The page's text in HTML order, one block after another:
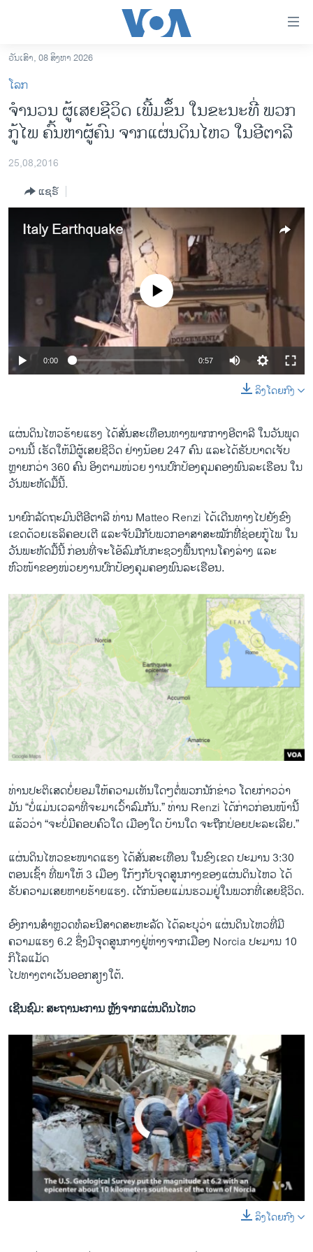
ເຂົ້າ
ຫາ
ຂ້າມ
ຂ້າມ
ຫາ
ລາວ
ອາເມຣິກາ
ການເລືອກຕັ້ງ ປະທານາທີບໍດີ ສະຫະລັດ 2024
ຂ່າວ​ຈີນ
ໂລກ
ເອເຊຍ
ອິດສະຫຼະພາບດ້ານການຂ່າວ
ຊີວິດຊາວລາວ
ຊຸມຊົນຊາວລາວ
ວິທະຍາສາດ-ເທັກໂນໂລຈີ
ທຸລະກິດ
ພາສາອັງກິດ
ສຽງ
ລາຍການກະຈາຍສຽງ
ລາຍງານ
ຕິດຕາມພວກເຮົາ ທີ່
ພາສາຕ່າງໆ
ວັນເສົາ, 08 ສິງຫາ 2026
ໂລກ
ຈຳນວນ ຜູ້ເສຍຊີວິດ ເພີ້ມຂຶ້ນ ໃນຂະນະທີ່ ພວກ
ກູ້ໄພ ຄົ້ນຫາຜູ້ຄົນ ຈາກແຜ່ນດິນໄຫວ ໃນອີຕາລີ
25,08,2016
ແຊຣ໌
Italy Earthquake
No media source currently available
0:00 0:57
ລິງໂດຍກົງ
ແຜ່ນດິນ​ໄຫວ​ຮ້າຍ​ແຮງ ​ໄດ້​ສັ່ນ​ສະ​ເທືອ​ນທາງ​ພາກ​ກາງອີ​ຕາ​ລີ ​ໃນ​ວັນ​ພຸດ​
ວານ​ນີ້ ​ເຮັດ​ໃຫ້ມີ​ຜູ້ເສ​ຍຊີວິດ ຢ່າງ​ນ້ອຍ 247 ຄົນ ​ແລະໄດ້​ຮັບ​ບາດ​ເຈັບ​
ຫຼາຍ​ກວ່າ 360 ຄົນ ອິງ​ຕາມໜ່ວຍ ງານປົກ​ປ້ອງ​ຄຸມ​ຄອງ​ພົນລະ​ເຮືອນ ​ໃນ​
ວັນ​ພະຫັດ​ມື້​ນີ້.
ນາຍົກລັດຖະມົນຕີອີຕາລີ ທ່ານ Matteo Renzi ​ໄດ້​ເດີນທາງ​ໄປ​ຍັງ​ຂົງ​
ເຂດ​ດ້ວຍ​ເຮ​ລິ​ຄອບ​ເຕີ ​ແລະ​ຈັບ​ມື​ກັບ​ພວກ​ອາສາ​ສະໝັກທີ່ີຊ່ອຍ​ກູ້​ໄພ ​ໃນ​
ວັນ​ພະຫັດ​ມື້​ນີ້ ກ່ອນ​ທີ່​ຈະໂອ້​ລົມ​ກັບ​ກະຊວງພື້ນຖານ​ໂຄງ​ລ່າງ ​ແລະ​
ຫົວໜ້າ​ຂອງ​ໜ່ວຍງານປົກ​ປ້ອງ​ຄຸມ​ຄອງ​ພົນລະ​ເຮືອນ.
ທ່ານ​ປະຕິ​ເສດ​ບໍ່​ຍອມ​ໃຫ້​ຄວາມ​ເຫັນໃດ​ໆຕໍ່​ພວກ​ນັກ​ຂ່າວ ​ໂດຍ​ກ່າວ​ວ່າ
ມັນ “ບໍ່​ແມ່ນ​ເວລາ​ທີ່​ຈະ​ມາ​ເວົ້າລົມ​ກັນ.” ທ່ານ Renzi ​ໄດ້​ກ່າວ​ກ່ອນ​ໜ້າ​ນີ້​
ແລ້ວ​ວ່າ “ຈະ​ບໍ່​ມີ​ຄອບຄົວ​ໃດ​ ເມືອງ​ໃດ ບ້ານ​ໃດ ຈະ​ຖືກ​ປ່ອຍປະ​ລະ​ເລີຍ.”
ແຜ່ນດິນໄຫວຂະໜາດແຮງ ໄດ້ສັ່ນສະເທືອນ ​ໃນ​ຂົງເຂດ ປະມານ 3:30
ຕອນ​ເຊົ້າ ທີ່​ພາໃຫ້ 3 ​ເມືອງ ​ໃກ້ໆ​ກັບ​ຈຸດ​ສູນ​ກາງຂອງແຜ່ນດິນໄຫວ ​ໄດ້​
ຮັບ​ຄວາມ​ເສຍ​ຫາຍຮ້າຍ​ແຮງ. ​ເດັກນ້ອຍ​ແມ່ນຮວມຢູ່​ໃນພວກ​ທີ່ເສຍ​ຊີວິດ​.
ອົງການສຳຫຼວດທໍລະນີສາດສະຫະລັດ ໄດ້ລະບຸ​ວ່າ ແຜ່ນດິນໄຫວທີ່​ມີ
ຄວາມແຮງ 6.2 ຊຶ່ງມີຈຸດສູນກາງຢູ່ຫ່າງຈາກເມືອງ Norcia ປະມານ 10
ກິໂລແມັດ
​ໄປ​ທາງ​ຕາ​ເວັນ​ອອກສຽງ​ໃຕ້.
ເຊີນຊົມ: ສະຖານະການ ຫຼັງຈາກແຜ່ນດິນໄຫວ
EMBED SHARE
Deadly Earthquake Hits Central Italy
SHARE
No media source currently available
ລິງໂດຍກົງ